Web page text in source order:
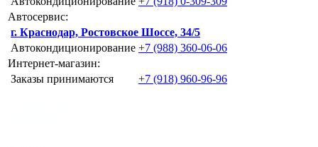
Автосервис:
г. Краснодар, Ростовское Шоссе, 34/5
Автокондиционирование +7 (988) 360-06-06
Интернет-магазин:
Заказы принимаются
+7 (918) 960-96-96